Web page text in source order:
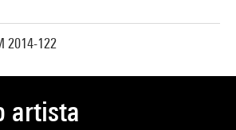
2014-122
artista